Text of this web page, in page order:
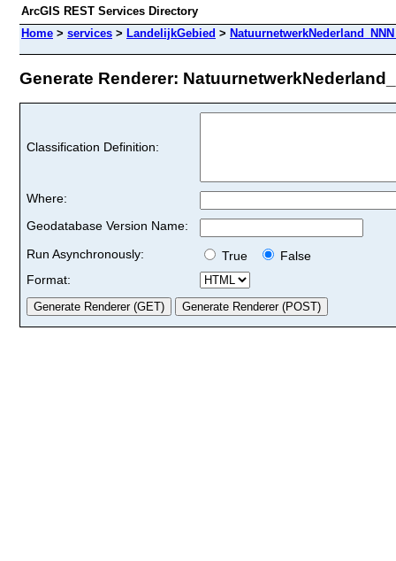
ArcGIS REST Services Directory
Home > services > LandelijkGebied >
Generate Renderer:
Classification Definition:
Where:
Geodatabase Version Name:
Run Asynchronously:
True
False
Format: